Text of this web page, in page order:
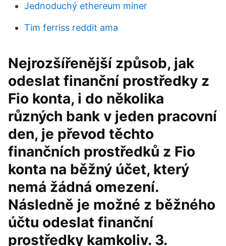
Jednoduchý ethereum miner
Tim ferriss reddit ama
Nejrozšířenější způsob, jak
odeslat finanční prostředky z
Fio konta, i do několika
různých bank v jeden pracovní
den, je převod těchto
finančních prostředků z Fio
konta na běžný účet, který
nemá žádná omezení.
Následně je možné z běžného
účtu odeslat finanční
prostředky kamkoliv. 3.